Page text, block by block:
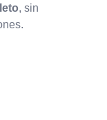
, sin